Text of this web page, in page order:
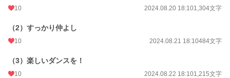
10 2024.08.20 18:101,304文字
（2）すっかり仲よし
10 2024.08.21 18:10484文字
（3）楽しいダンスを！
10 2024.08.22 18:101,215文字